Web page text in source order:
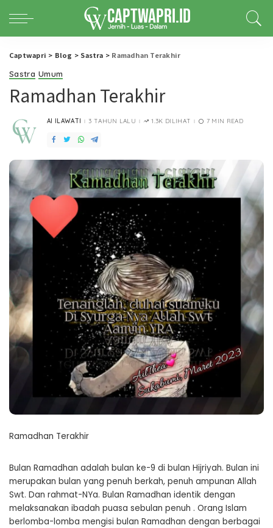
Captwapri > Blog > Sastra > Ramadhan Terakhir
Sastra Umum
Ramadhan Terakhir
POSTED
AI ILAWATI 3 TAHUN LALU 1.3K DILIHAT 7 MIN READ
Ramadhan Terakhir
Bulan Ramadhan adalah bulan ke-9 di bulan Hijriyah. Bulan ini
merupakan bulan yang penuh berkah, penuh ampunan Allah
Swt. Dan rahmat-NYa. Bulan Ramadhan identik dengan
melaksanakan ibadah puasa sebulan penuh . Orang Islam
berlomba-lomba mengisi bulan Ramadhan dengan berbagai